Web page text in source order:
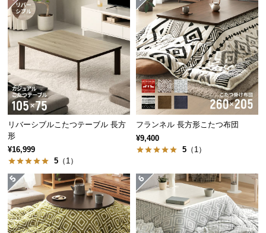
入
経
路
に
つ
い
て
返
品・
ャ
セ
ル
に
つ
リバーシブルこたつテーブル 長方
形
¥16,999
5 （1）
フランネル 長方形こたつ布団
¥9,400
5 （1）